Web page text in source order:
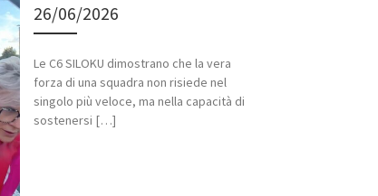
26/06/2026
Le C6 SILOKU dimostrano che la vera
forza di una squadra non risiede nel
singolo più veloce, ma nella capacità di
sostenersi […]